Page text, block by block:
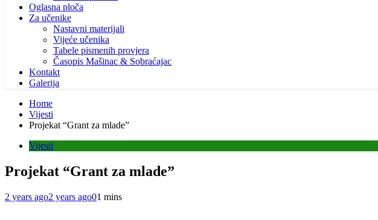
Oglasna ploča
Za učenike
Nastavni materijali
Vijeće učenika
Tabele pismenih provjera
Časopis Mašinac & Sobraćajac
Kontakt
Galerija
Home
Vijesti
Projekat “Grant za mlade”
Vijesti
Projekat “Grant za mlade”
2 years ago2 years ago01 mins